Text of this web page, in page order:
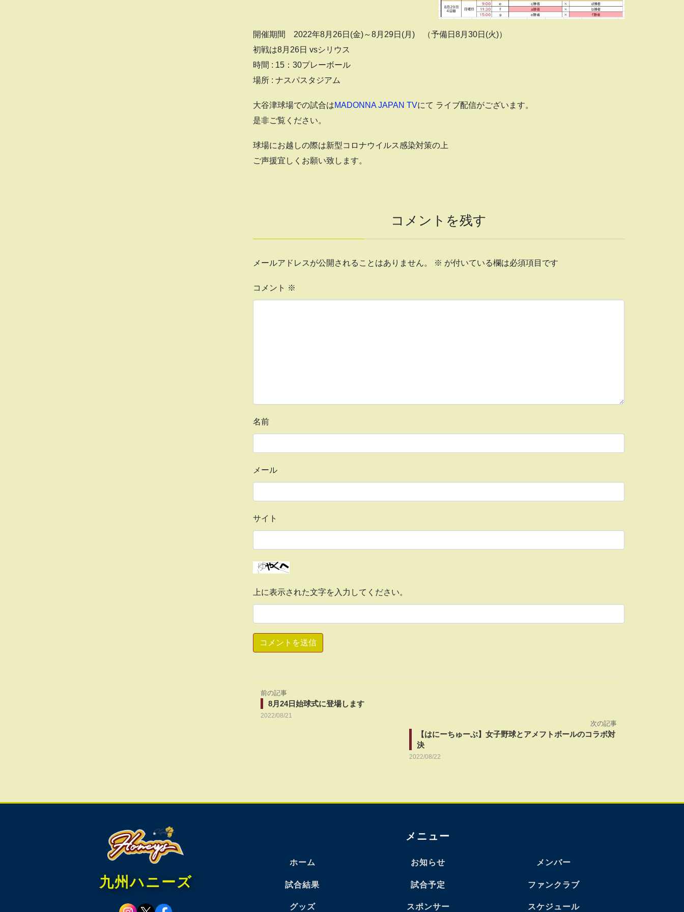
開催期間 2022年8月26日(金)～8月29日(月) （予備日8月30日(火)）
初戦は8月26日 vsシリウス
時間 : 15：30プレーボール
場所 : ナスパスタジアム
大谷津球場での試合はMADONNA JAPAN TVにて ライブ配信がございます。
是非ご覧ください。
球場にお越しの際は新型コロナウイルス感染対策の上
ご声援宜しくお願い致します。
コメントを残す
メールアドレスが公開されることはありません。 ※ が付いている欄は必須項目です
コメント ※
名前
メール
サイト
上に表示された文字を入力してください。
前の記事
8月24日始球式に登場します
2022/08/21
次の記事
【はにーちゅーぶ】女子野球とアメフトボールのコラボ対
決
2022/08/22
九州ハニーズ
メニュー
ホーム お知らせ メンバー
試合結果 試合予定 ファンクラブ
グッズ スポンサー スケジュール